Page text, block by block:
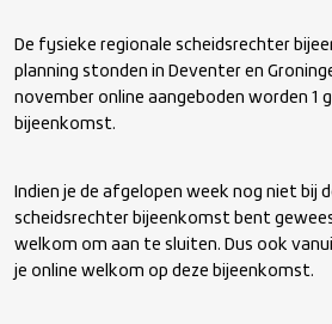
De fysieke regionale scheidsrechter
planning stonden in Deventer en
november online aangeboden worden 1
bijeenkomst.
Indien je de afgelopen week nog niet bij
scheidsrechter bijeenkomst bent
welkom om aan te sluiten. Dus ook
je online welkom op deze bijeenkomst.